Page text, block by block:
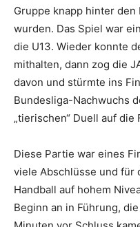
Gruppe knapp hinter
wurden. Das Spiel war
die U13. Wieder konnte
mithalten, dann zog die
davon und stürmte ins
Bundesliga-Nachwuchs
„tierischen“ Duell auf die
Diese Partie war eines
viele Abschlüsse und für
Handball auf hohem
Beginn an in Führung,